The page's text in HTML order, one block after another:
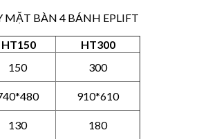
MẶT BÀN 4 BÁNH EPLIFT
HT150
HT300
150
300
910*610
130
180